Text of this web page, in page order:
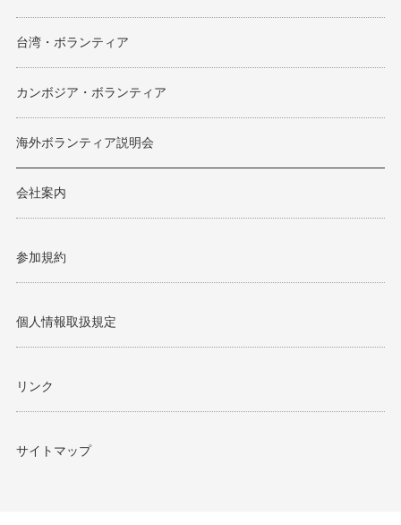
台湾・ボランティア
カンボジア・ボランティア
海外ボランティア説明会
会社案内
参加規約
個人情報取扱規定
リンク
サイトマップ